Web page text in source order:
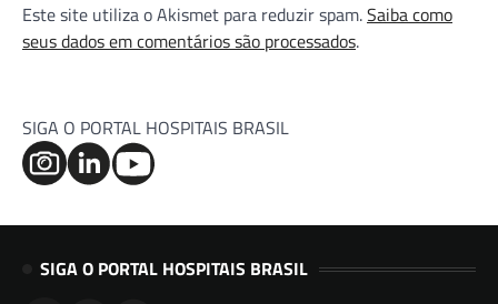
Este site utiliza o Akismet para reduzir spam.Saiba como
seus dados em comentários são processados.
SIGA O PORTAL HOSPITAIS BRASIL
SIGA O PORTAL HOSPITAIS BRASIL